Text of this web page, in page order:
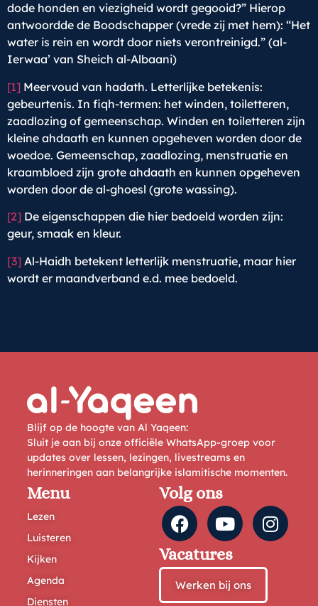
dode honden en viezigheid wordt gegooid?” Hierop
antwoordde de Boodschapper (vrede zij met hem): “Het
water is rein en wordt door niets verontreinigd.” (al-
Ierwaa’ van Sheich al-Albaani)
[1] Meervoud van hadath. Letterlijke betekenis:
gebeurtenis. In fiqh-termen: het winden, toiletteren,
zaadlozing of gemeenschap. Winden en toiletteren zijn
kleine ahdaath en kunnen opgeheven worden door de
woedoe. Gemeenschap, zaadlozing, menstruatie en
kraambloed zijn grote ahdaath en kunnen opgeheven
worden door de al-ghoesl (grote wassing).
[2] De eigenschappen die hier bedoeld worden zijn:
geur, smaak en kleur.
[3] Al-Haidh betekent letterlijk menstruatie, maar hier
wordt er maandverband e.d. mee bedoeld.
Blijf op de hoogte van Al Yaqeen:
Sluit je aan bij onze officiële WhatsApp-groep voor
updates over lessen, lezingen, livestreams en
herinneringen aan belangrijke islamitische momenten.
Menu
Lezen
Luisteren
Kijken
Agenda
Diensten
Volg ons
Vacatures
Werken bij ons